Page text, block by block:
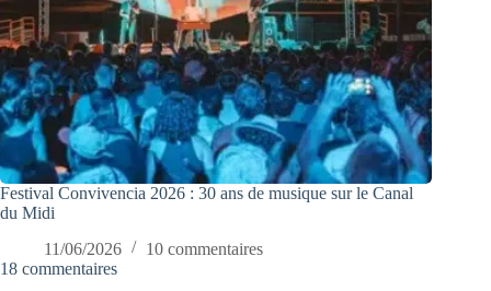
Festival Convivencia 2026 : 30 ans de musique sur le Canal
du Midi
11/06/2026
10 commentaires
18 commentaires